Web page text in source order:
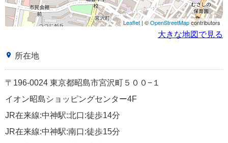
Leaflet| ©OpenStreetMapcontributors
大きな地図で見る
place 所在地
〒196-0024 東京都昭島市宮沢町５００−１
イオン昭島ショッピングセンター4F
JR在来線:中神駅:北口:徒歩14分
JR在来線:中神駅:南口:徒歩15分